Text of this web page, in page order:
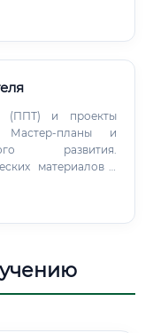
(ППТ) и проекты
Мастер-планы и
развития.
материалов –
обеспечения